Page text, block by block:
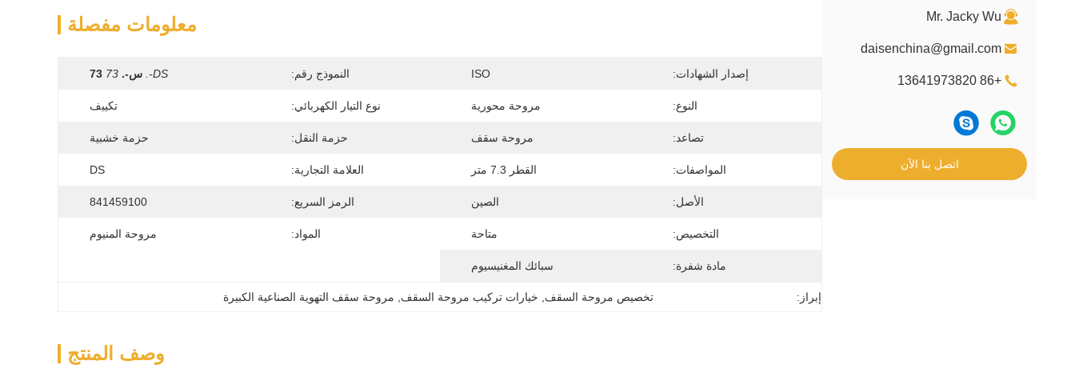
Mr. Jacky Wu
daisenchina@gmail.com
+86 13641973820
اتصل بنا الآن
معلومات مفصلة
إصدار الشهادات: ISO النموذج رقم: DS-. س-. 73
73
النوع: مروحة محورية نوع التيار الكهربائي: تكييف
تصاعد: مروحة سقف حزمة النقل: حزمة خشبية
المواصفات: القطر 7.3 متر العلامة التجارية: DS
الأصل: الصين الرمز السريع: 841459100
التخصيص: متاحة المواد: مروحة المنيوم
مادة شفرة: سبائك المغنيسيوم
إبراز: تخصيص مروحة السقف خيارات تركيب مروحة السقف مروحة سقف التهوية الصناعية الكبيرة
وصف المنتج